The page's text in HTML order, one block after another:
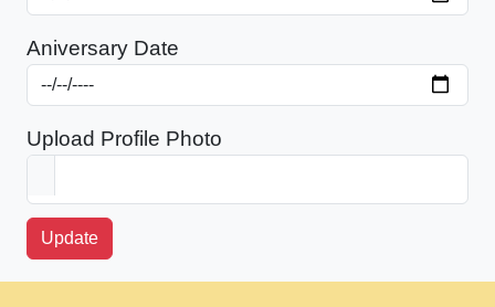
Aniversary Date
Upload Profile Photo
Update